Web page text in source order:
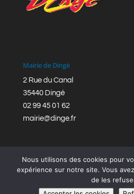
Mairie de Dingé
2 Rue du Canal
35440 Dingé
02 99 45 01 62
mairie@dinge.fr
Réalisation © Mairie de Dingé,
Nous utilisons des cookies pour
expérience sur notre site. Vous
de les